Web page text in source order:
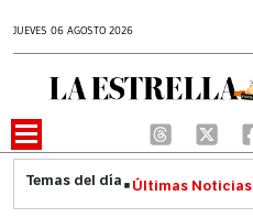
JUEVES 06 AGOSTO 2026
Últimas Noticias